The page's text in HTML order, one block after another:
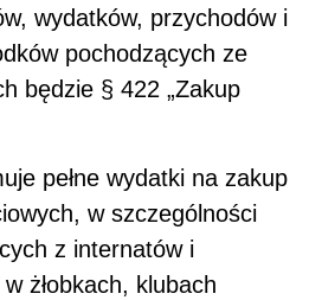
wydatków, przychodów i
pochodzących ze
będzie § 422 „Zakup
pełne wydatki na zakup
w szczególności
z internatów i
żłobkach, klubach